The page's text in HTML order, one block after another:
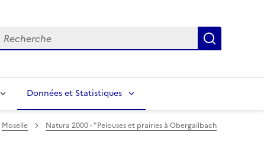
Recherche
Données et Statistiques
Moselle
Natura 2000 - "Pelouses et prairies à Obergailbach